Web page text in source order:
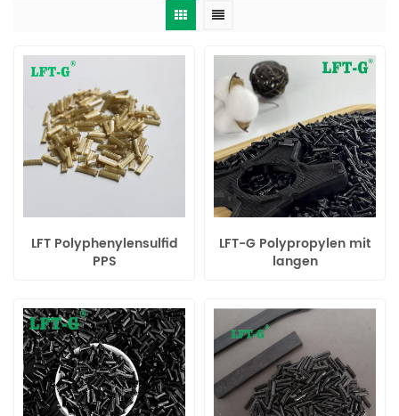
LFT Polyphenylensulfid
PPS
LFT-G Polypropylen mit
langen
hohen mechanischen
Eigenschaften